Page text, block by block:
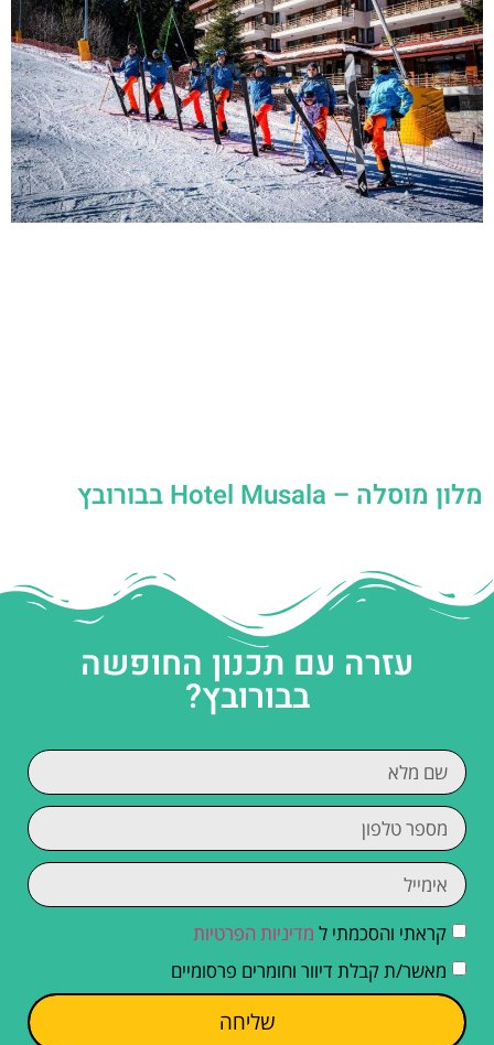
מלון מוסלה – Hotel Musala בבורובץ
עזרה עם תכנון החופשה
בבורובץ?
קראתי והסכמתי ל מדיניות הפרטיות
מאשר/ת קבלת דיוור וחומרים פרסומיים
שליחה